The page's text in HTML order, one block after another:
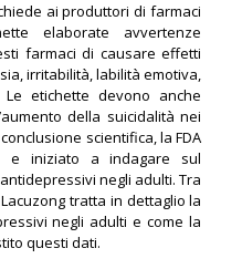
ai produttori di farmaci
elaborate avvertenze
farmaci di causare effetti
irritabilità, labilità emotiva,
etichette devono anche
della suicidalità nei
scientifica, la FDA
e iniziato a indagare sul
negli adulti. Tra
tratta in dettaglio la
negli adulti e come la
questi dati.